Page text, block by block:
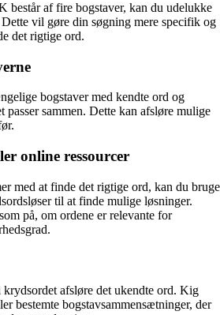
består af fire bogstaver, kan du udelukke
vil gøre din søgning mere specifik og
det rigtige ord.
bogstaver med kendte ord og
passer sammen. Dette kan afsløre mulige
online ressourcer
med at finde det rigtige ord, kan du bruge
til at finde mulige løsninger.
på, om ordene er relevante for
afsløre det ukendte ord. Kig
bestemte bogstavsammensætninger, der